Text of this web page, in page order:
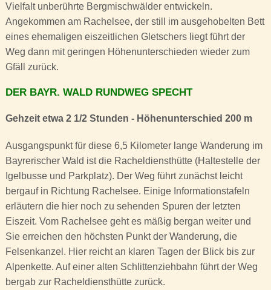
Vielfalt unberührte Bergmischwälder entwickeln.
Angekommen am Rachelsee, der still im ausgehobelten Bett
eines ehemaligen eiszeitlichen Gletschers liegt führt der
Weg dann mit geringen Höhenunterschieden wieder zum
Gfäll zurück.
DER BAYR. WALD RUNDWEG SPECHT
Gehzeit etwa 2 1/2 Stunden - Höhenunterschied 200 m
Ausgangspunkt für diese 6,5 Kilometer lange Wanderung im
Bayrerischer Wald ist die Racheldiensthütte (Haltestelle der
Igelbusse und Parkplatz). Der Weg führt zunächst leicht
bergauf in Richtung Rachelsee. Einige Informationstafeln
erläutern die hier noch zu sehenden Spuren der letzten
Eiszeit. Vom Rachelsee geht es mäßig bergan weiter und
Sie erreichen den höchsten Punkt der Wanderung, die
Felsenkanzel. Hier reicht an klaren Tagen der Blick bis zur
Alpenkette. Auf einer alten Schlittenziehbahn führt der Weg
bergab zur Racheldiensthütte zurück.